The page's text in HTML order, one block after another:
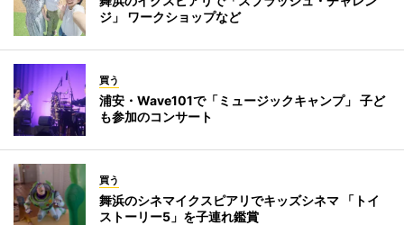
ジ」 ワークショップなど
買う
浦安・Wave101で「ミュージックキャンプ」 子ど
も参加のコンサート
買う
舞浜のシネマイクスピアリでキッズシネマ 「トイ
ストーリー5」を子連れ鑑賞